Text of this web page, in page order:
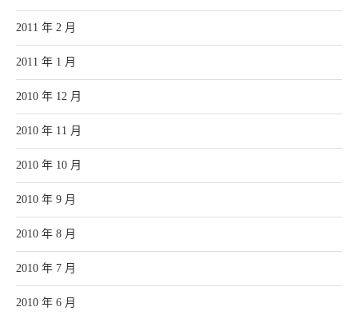
2011 年 2 月
2011 年 1 月
2010 年 12 月
2010 年 11 月
2010 年 10 月
2010 年 9 月
2010 年 8 月
2010 年 7 月
2010 年 6 月